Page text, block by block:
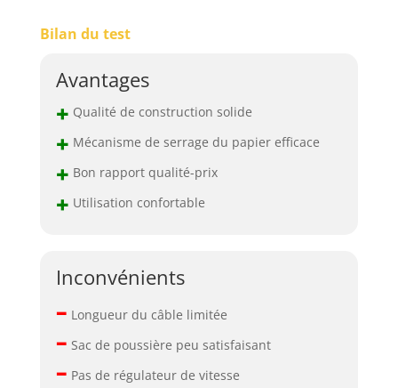
Bilan du test
Avantages
+ Qualité de construction solide
+ Mécanisme de serrage du papier efficace
+ Bon rapport qualité-prix
+ Utilisation confortable
Inconvénients
– Longueur du câble limitée
– Sac de poussière peu satisfaisant
– Pas de régulateur de vitesse